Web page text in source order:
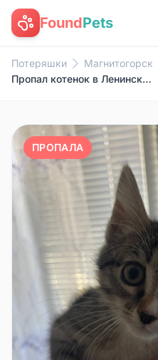
FoundPets
Потеряшки Магнитогорск
Пропал котенок в Ленинском рай...
ПРОПАЛА